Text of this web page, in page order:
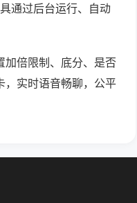
通过后台运行、自动
加倍限制、底分、是否
，实时语音畅聊，公平